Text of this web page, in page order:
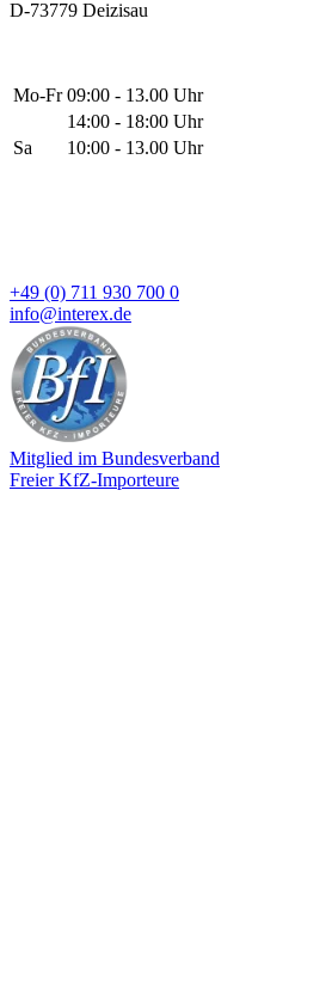
D-73779 Deizisau
Mo-Fr 09:00 - 13.00 Uhr
14:00 - 18:00 Uhr
Sa
10:00 - 13.00 Uhr
+49 (0) 711 930 700 0
info@interex.de
Mitglied im Bundesverband
Freier KfZ-Importeure